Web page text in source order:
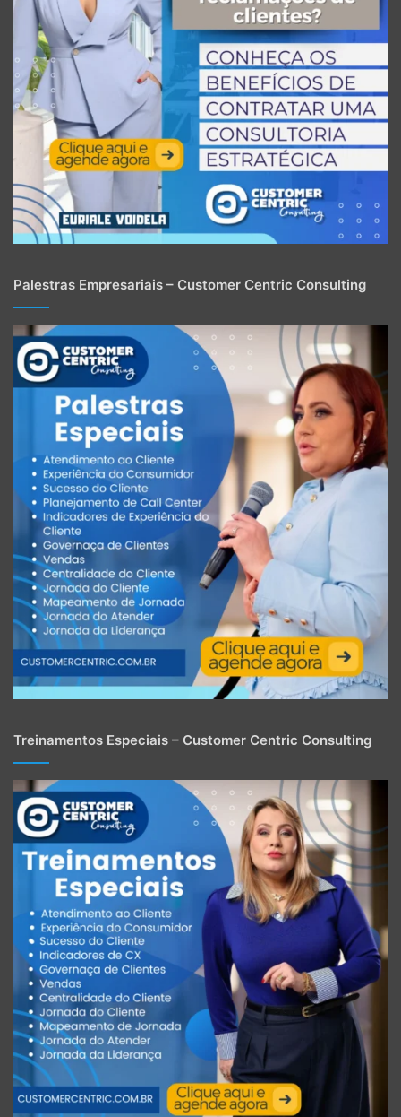
Palestras Empresariais – Customer Centric Consulting
Treinamentos Especiais – Customer Centric Consulting